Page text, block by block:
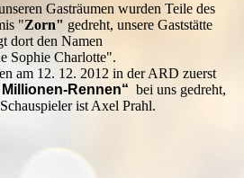
Gasträumen wurden Teile des
"Zorn" gedreht, unsere Gaststätte
dort den Namen
Sophie Charlotte".
am 12. 12. 2012 in der ARD zuerst
Millionen-Rennen“ bei uns gedreht,
ist Axel Prahl.